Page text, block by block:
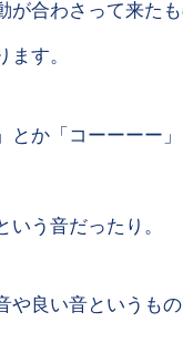
合わさって来たも
す。
とか「コーーーー
う音だったり。
や良い音というも